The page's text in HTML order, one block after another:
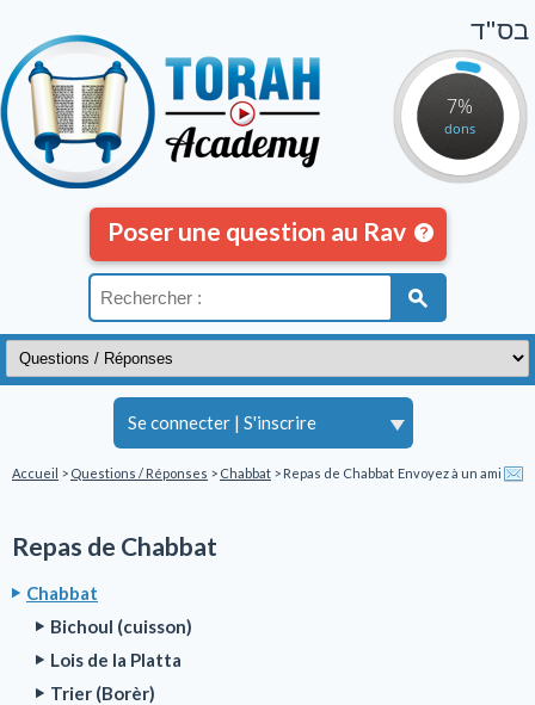
7%
dons
Se connecter | S'inscrire
בס"ד
Poser une question au Rav
Accueil > Questions / Réponses > Chabbat > Repas de Chabbat Envoyez à un ami
Repas de Chabbat
Chabbat
Bichoul (cuisson)
Lois de la Platta
Trier (Borèr)